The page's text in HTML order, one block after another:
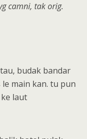
camni, tak orig.
budak bandar
main kan. tu pun
laut